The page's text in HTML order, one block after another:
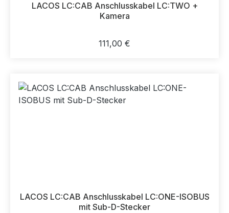
LACOS LC:CAB Anschlusskabel LC:TWO +
Kamera
Regulärer Preis:
111,00 €
LACOS LC:CAB Anschlusskabel LC:ONE-ISOBUS
mit Sub-D-Stecker